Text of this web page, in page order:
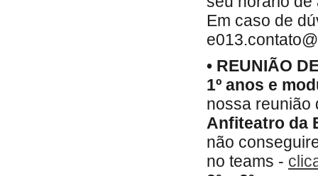
Em caso de
• REUNIÃO
1º anos e
nossa reunião
Anfiteatro da
não
no teams -